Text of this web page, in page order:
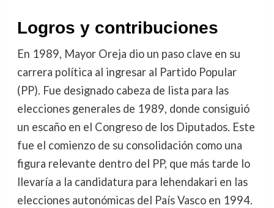
Logros y contribuciones
En 1989, Mayor Oreja dio un paso clave en su
carrera política al ingresar al Partido Popular
(PP). Fue designado cabeza de lista para las
elecciones generales de 1989, donde consiguió
un escaño en el Congreso de los Diputados. Este
fue el comienzo de su consolidación como una
figura relevante dentro del PP, que más tarde lo
llevaría a la candidatura para lehendakari en las
elecciones autonómicas del País Vasco en 1994.